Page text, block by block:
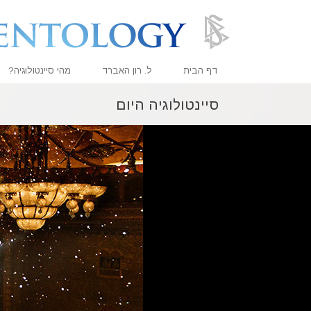
דף הבית ל. רון האברד מהי סיינטולוגיה?
עיקרי האמונה
מה סיינטולוגים
פגוש סיינטולוג
בתוך ארגון
העקרונות
מבוא לדיאנטיקה
אהבה ושנאה –
מהי גדוּלה?
סיינטולוגיה היום